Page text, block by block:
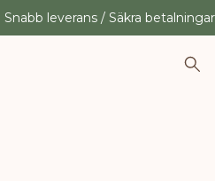
Snabb leverans / Säkra